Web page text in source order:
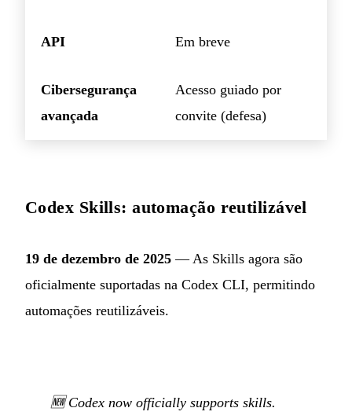
API Em breve
Cibersegurança
avançada
Acesso guiado por
convite (defesa)
Codex Skills: automação reutilizável
19 de dezembro de 2025 — As Skills agora são
oficialmente suportadas na Codex CLI, permitindo
automações reutilizáveis.
🆕 Codex now officially supports skills.